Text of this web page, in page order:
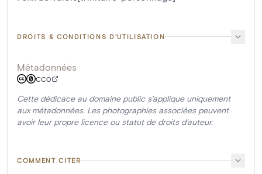
DROITS & CONDITIONS D'UTILISATION
Métadonnées
CC0
Cette dédicace au domaine public s'applique uniquement
aux métadonnées. Les photographies associées peuvent
avoir leur propre licence ou statut de droits d'auteur.
COMMENT CITER